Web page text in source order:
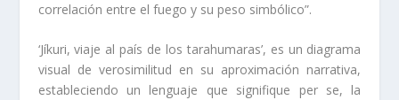
correlación entre el fuego y su peso simbólico”.
‘Jíkuri, viaje al país de los tarahumaras’, es un diagrama
visual de verosimilitud en su aproximación narrativa,
estableciendo un lenguaje que signifique per se, la